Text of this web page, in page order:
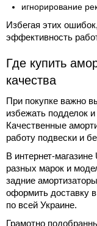
игнорирование
Избегая этих
эффективность
Где купить
качества
При покупке важно
избежать подделок
Качественные
работу подвески и
В интернет-магазине
разных марок и
задние
оформить доставку
по всей Украине.
Грамотно